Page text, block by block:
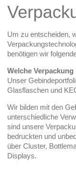
Um zu entscheiden,
benötigen wir
Welche
Unser
Glasflaschen und
Wir bilden mit den
unterschiedliche
sind unsere
bedruckten und
über Cluster,
Displays.